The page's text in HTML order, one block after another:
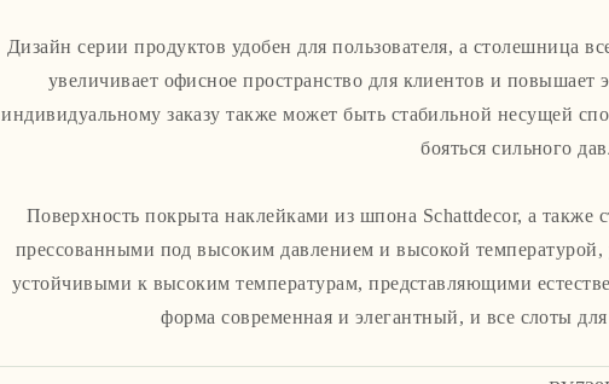
Дизайн серии продуктов удобен для пользователя, а столешница
увеличивает офисное пространство для клиентов и
индивидуальному заказу также может быть стабильной несущей
бояться сильного
Поверхность покрыта наклейками из шпона Schattdecor, а также
прессованными под высоким давлением и высокой
устойчивыми к высоким температурам, представляющими
форма современная и элегантный, и все слоты